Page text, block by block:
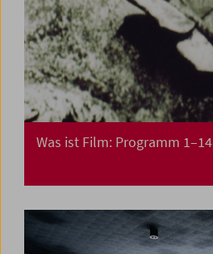
Was ist Film: Programm 1–14